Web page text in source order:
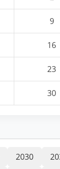
9
16
23
30
2030